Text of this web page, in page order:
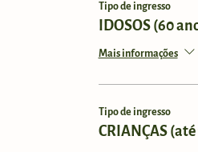
Tipo de ingresso
IDOSOS (60
Mais informações
Tipo de ingresso
CRIANÇAS (até